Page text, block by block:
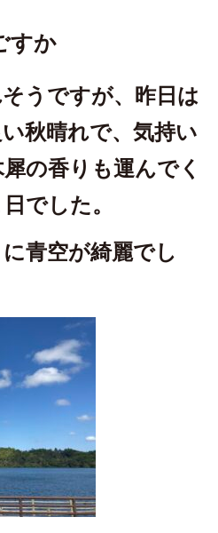
すか
うですが、昨日は
秋晴れで、気持い
の香りも運んでく
でした。
青空が綺麗でし